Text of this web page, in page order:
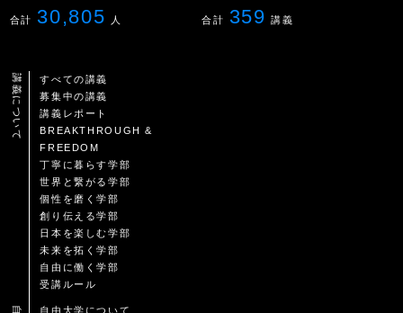
合計 30,805 人 合計 359 講義
講義について
すべての講義
募集中の講義
講義レポート
BREAKTHROUGH &
FREEDOM
丁寧に暮らす学部
世界と繋がる学部
個性を磨く学部
創り伝える学部
日本を楽しむ学部
未来を拓く学部
自由に働く学部
受講ルール
自由大学について